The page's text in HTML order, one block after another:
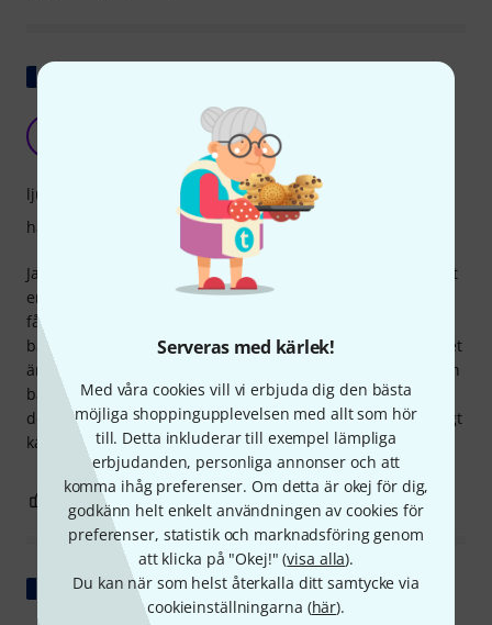
Serveras med kärlek!
Med våra cookies vill vi erbjuda dig den bästa
möjliga shoppingupplevelsen med allt som hör
till. Detta inkluderar till exempel lämpliga
erbjudanden, personliga annonser och att
komma ihåg preferenser. Om detta är okej för dig,
godkänn helt enkelt användningen av cookies för
preferenser, statistik och marknadsföring genom
att klicka på "Okej!" (visa alla).
Du kan när som helst återkalla ditt samtycke via
cookieinställningarna (här).
Positivt överraskad!
charlie21 09.05.2019
Jag letade efter en båge i halv storlek för mina elever för att
ersätta min gamla, slitna och mediokra. För under 50 euro
får du allt du behöver: en lätt, lätthanterlig, välbalanserad
båge som ligger bekvämt i handen. Håret är mycket bra, det
är utmärkt för spicatto, etc. Den har alla kännetecken för en
båge i toppklass! Det finns några mindre kosmetiska
defekter på klubban, men till det här priset är den ett riktigt
kap. Tack!
ljud
hantverkskvalitet
0
Visa original